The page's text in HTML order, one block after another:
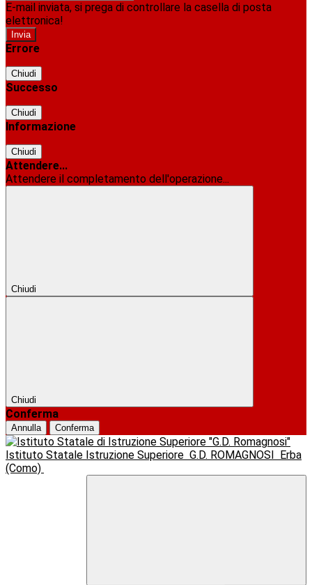
E-mail inviata, si prega di controllare la casella di posta
elettronica!
Errore
Chiudi
Successo
Chiudi
Informazione
Chiudi
Attendere...
Attendere il completamento dell'operazione...
Chiudi
Chiudi
Conferma
Annulla Conferma
Istituto Statale Istruzione Superiore G.D. ROMAGNOSI
Erba
(Como)